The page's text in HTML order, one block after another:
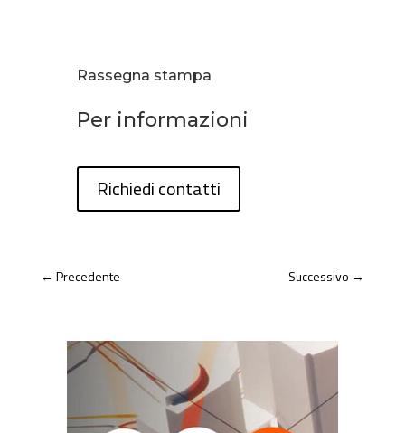
Rassegna stampa
Per informazioni
Richiedi contatti
← Precedente Successivo →